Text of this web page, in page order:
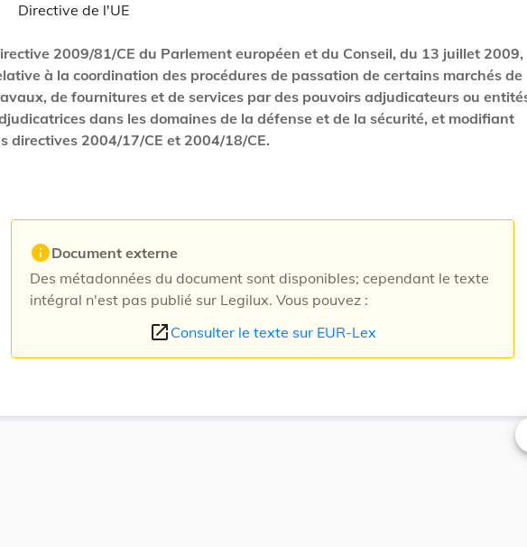
Directive de l'UE
2009/81/CE du Parlement européen et du Conseil, du 13 juillet 2009,
à la coordination des procédures de passation de certains marchés de
de fournitures et de services par des pouvoirs adjudicateurs ou
dans les domaines de la défense et de la sécurité, et modifiant
directives 2004/17/CE et 2004/18/CE.
infoDocument externe
Des métadonnées du document sont disponibles; cependant le texte
intégral n'est pas publié sur Legilux. Vous pouvez :
open_in_new Consulter le texte sur EUR-Lex